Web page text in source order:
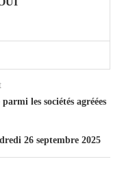
les sociétés agréées
26 septembre 2025